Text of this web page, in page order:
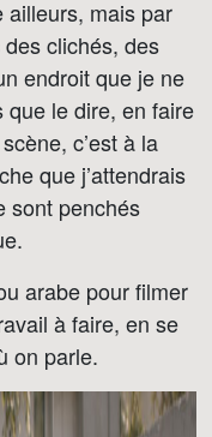
ailleurs, mais par
clichés, des
endroit que je ne
le dire, en faire
c’est à la
que j’attendrais
sont penchés
arabe pour filmer
à faire, en se
on parle.